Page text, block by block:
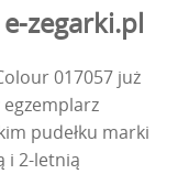
zegarki.pl
017057 już
egzemplarz
pudełku marki
i 2-letnią